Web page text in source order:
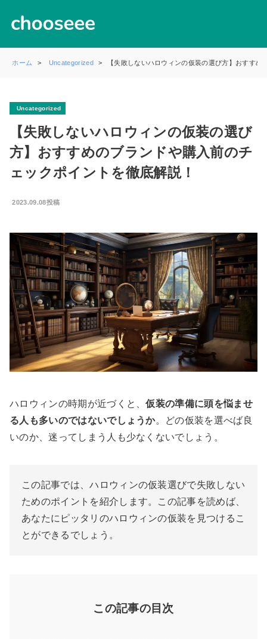
ホーム Uncategorized 【失敗しないハロウィンの仮装の選び方】おすす
Uncategorized
【失敗しないハロウィンの仮装の選び
方】おすすめのブランドや購入前のチ
ェックポイントを徹底解説！
2023.09.08投稿
ハロウィンの時期が近づくと、仮装の準備に頭を悩ませ
る人も多いのではないでしょうか。どの仮装を選べば良
いのか、迷ってしまう人も少なくないでしょう。
この記事では、ハロウィンの仮装選びで失敗しない
ためのポイントを紹介します。この記事を読めば、
あなたにピッタリのハロウィンの仮装を見つけるこ
とができるでしょう。
この記事の目次